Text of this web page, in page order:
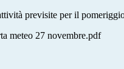
previsite per il
meteo 27 novembre.pdf